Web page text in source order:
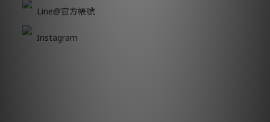
Line@官方帳號
Instagram